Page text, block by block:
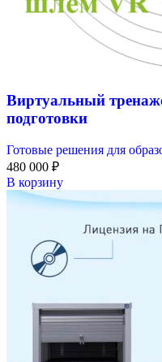
Виртуальный
подготовки
Готовые решения для
480 000 ₽
В корзину